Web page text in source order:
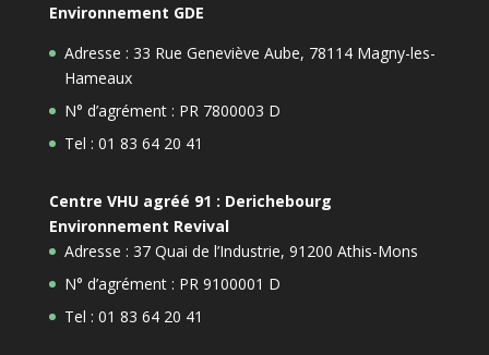
Environnement GDE
Adresse : 33 Rue Geneviève Aube, 78114 Magny-les-
Hameaux
N° d’agrément : PR 7800003 D
Tel : 01 83 64 20 41
Centre VHU agréé 91 : Derichebourg
Environnement Revival
Adresse : 37 Quai de l’Industrie, 91200 Athis-Mons
N° d’agrément : PR 9100001 D
Tel : 01 83 64 20 41